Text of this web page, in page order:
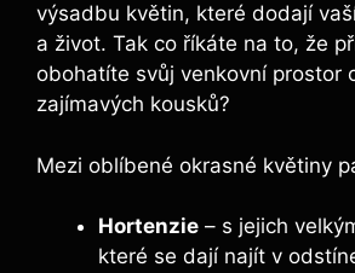
výsadbu květin, které dodají
a život. Tak co říkáte na to, že
obohatíte svůj venkovní prostor
zajímavých kousků?
Mezi oblíbené okrasné květiny
Hortenzie – s jejich
které se dají najít v